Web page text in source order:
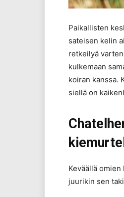
Paikallisten
sateisen kelin
retkeilyä
kulkemaan
koiran kanssa.
siellä on
Keväällä
juurikin sen